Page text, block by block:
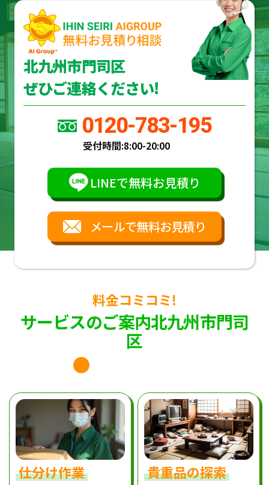
北九州市門司区
ぜひご連絡ください!
0120-783-195
受付時間:8:00-20:00
LINEで無料お見積り
メールで無料お見積り
料金コミコミ!
サービスのご案内北九州市門司
区
仕分け作業 貴重品の探索